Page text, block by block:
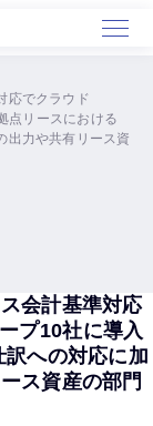
応でクラウド
点リースにおける
出力や共有リース資
会計基準対応
プ10社に導入
への対応に加
ス資産の部門